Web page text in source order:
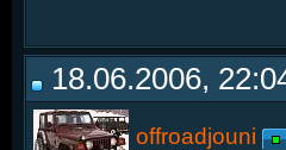
18.06.2006,
offroadjouni